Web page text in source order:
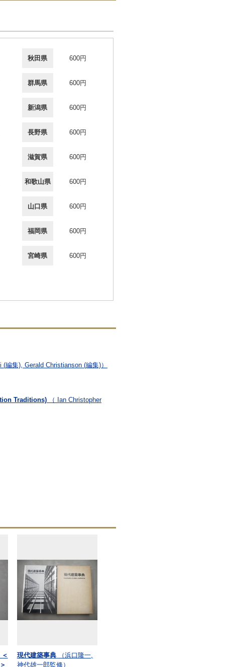
秋田県 600円
群馬県 600円
新潟県 600円
長野県 600円
滋賀県 600円
和歌山県 600円
山口県 600円
福岡県 600円
宮崎県 600円
集), Gerald Christianson (編集)）
Traditions)
（ Ian Christopher
現代建築事典
（浜口隆一,
神代雄一郎監修）